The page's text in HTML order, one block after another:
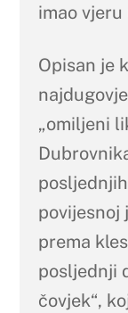
imao vjeru
Opisan je
„omiljeni
povijesnoj
prema
posljednji
čovjek“,